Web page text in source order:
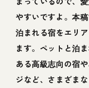
やすいですよ。本
泊まれる宿をエリ
ます。ペットと泊
ある高級志向の宿
ジなど、さまざま